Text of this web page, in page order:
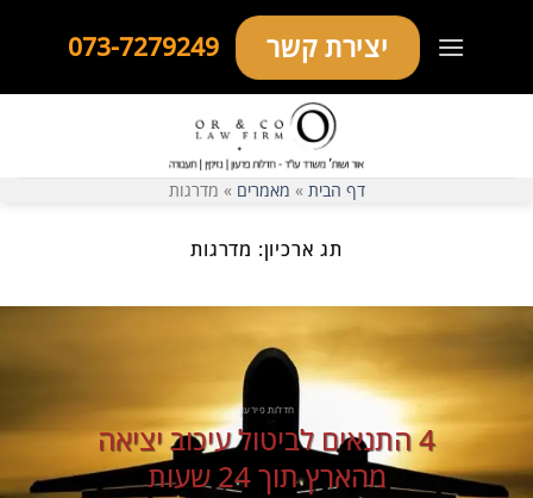
יצירת קשר 073-7279249
דף הבית » מאמרים » מדרגות
תג ארכיון: מדרגות
חדלות פירעון
4 התנאים לביטול עיכוב יציאה
מהארץ תוך 24 שעות